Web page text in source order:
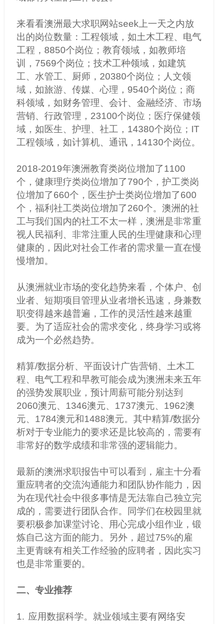
来看看澳洲最大求职网站seek上一天之内放
出的岗位数量：工程领域，如土木工程、电气
工程，8850个岗位；教育领域，如教师培
训，7569个岗位；技术工种领域，如建筑
工、水管工、厨师，20380个岗位；人文领
域，如旅游、传媒、心理，9540个岗位；商
科领域，如财务管理、会计、金融经济、市场
营销、行政管理，23100个岗位；医疗保健领
域，如医生、护理、社工，14380个岗位；IT
工程领域，如计算机、通讯，14130个岗位。
2018-2019年澳洲教育类岗位增加了1100
个，健康理疗类岗位增加了790个，护工类岗
位增加了660个，医生护士类岗位增加了600
个，福利社工类岗位增加了260个。澳洲的社
工与我们国内的社工不太一样，澳洲是非常重
视人民福利、非常注重人民的生理健康和心理
健康的，因此对社会工作者的需求量一直在慢
慢增加。
从澳洲就业市场的变化趋势来看，个体户、创
业者、短期项目管理从业者增长迅速，身兼数
职变得越来越普遍，工作的灵活性越来越重
要。为了适应社会的需求变化，终身学习或将
成为一个必然趋势。
精算/数据分析、平面设计广告营销、土木工
程、电气工程和早教可能会成为澳洲未来五年
的强势发展职业，预计周薪可能分别达到
2060澳元、1346澳元、1737澳元、1962澳
元、1784澳元和1488澳元。其中精算/数据分
析对于专业能力的要求还是比较高的，需要有
非常好的数学成绩和非常强的逻辑能力。
最新的澳洲求职报告中可以看到，雇主十分看
重应聘者的交流沟通能力和团队协作能力，因
为在现代社会中很多事情是无法靠自己独立完
成的，需要进行团队合作。同学们在校园里就
要积极参加课堂讨论、用心完成小组作业，锻
炼自己这方面的能力。另外，超过75%的雇
主更青睐有相关工作经验的应聘者，因此实习
也是非常重要的。
二、专业推荐
1. 应用数据科学。就业领域主要有网络安